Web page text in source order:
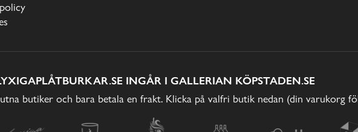
INGÅR I GALLERIAN KÖPSTADEN.SE
butiker och bara betala en frakt. Klicka på valfri butik nedan (din varukorg